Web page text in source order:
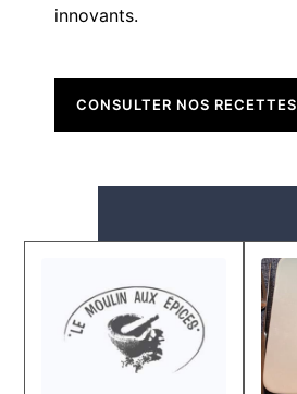
innovants.
CONSULTER NOS RECETTES